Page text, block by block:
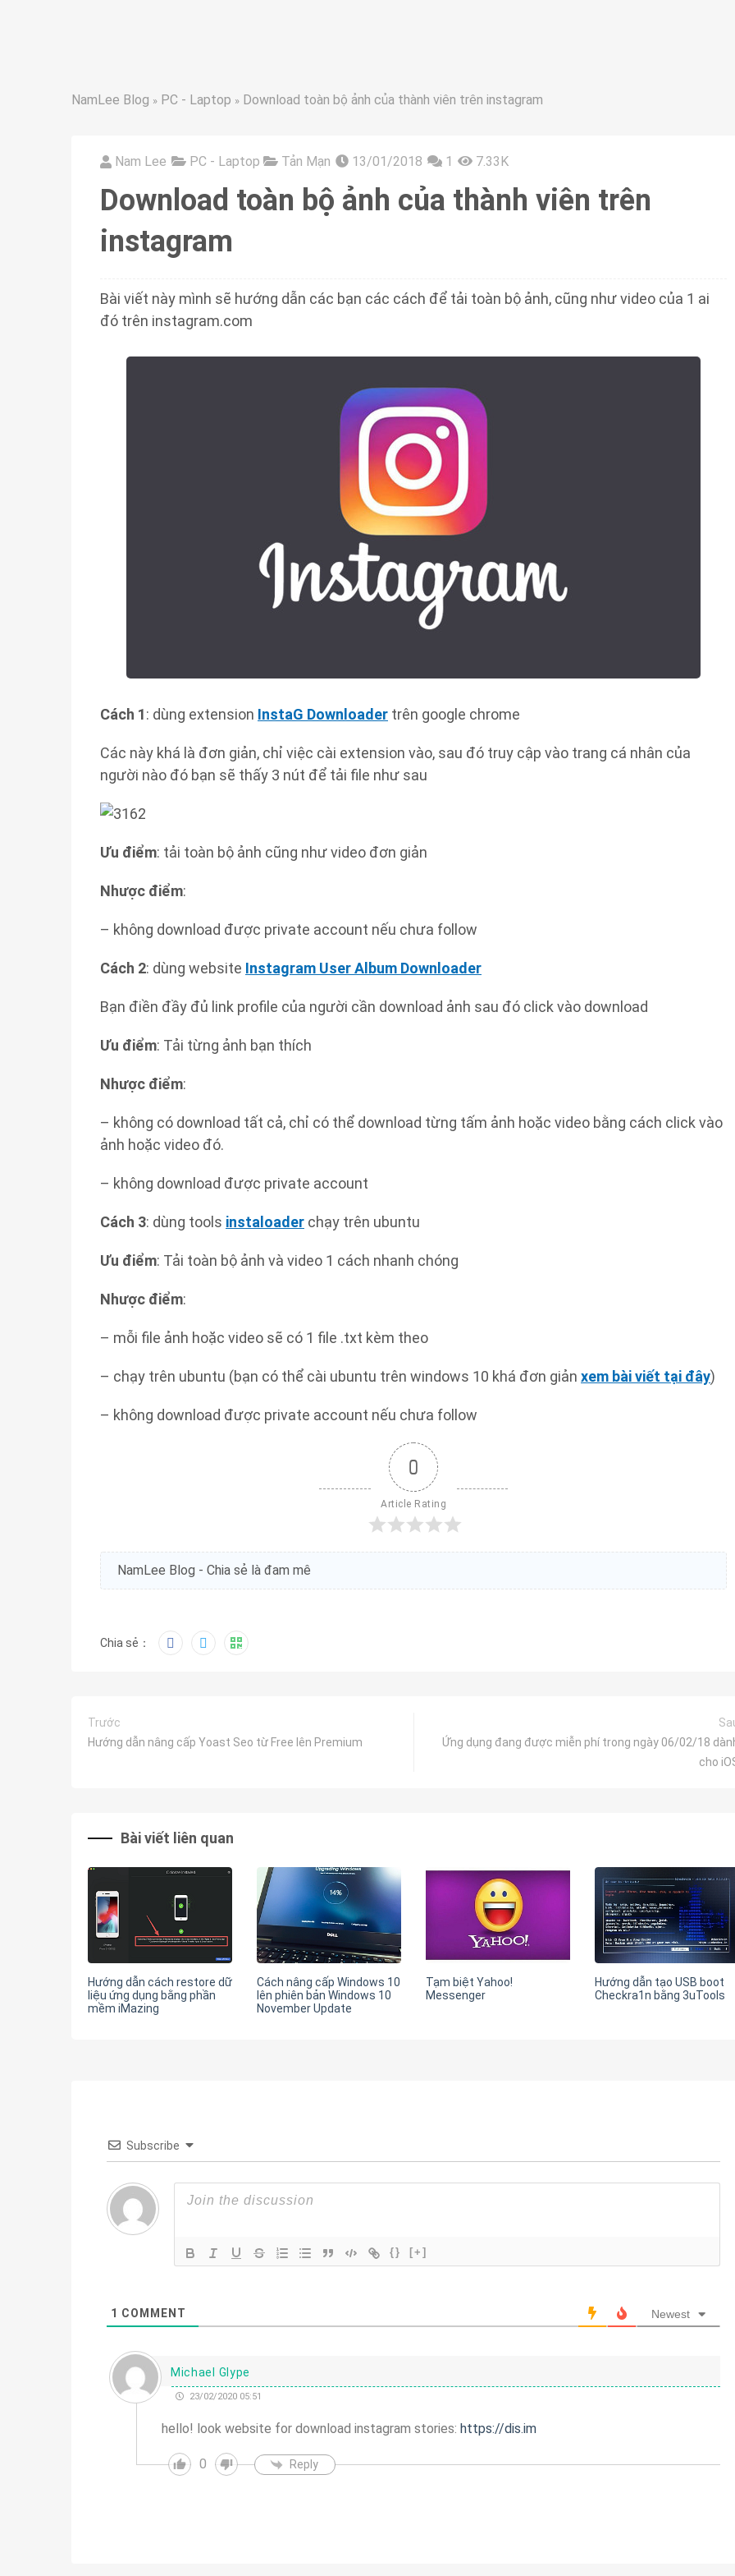
NamLee Blog » PC - Laptop » Download toàn bộ ảnh của thành viên trên instagram
Nam Lee PC - Laptop Tản Mạn 13/01/2018 1 7.33K
Download toàn bộ ảnh của thành viên trên
instagram
Bài viết này mình sẽ hướng dẫn các bạn các cách để tải toàn bộ ảnh, cũng như video của 1 ai
đó trên instagram.com
Cách 1: dùng extension InstaG Downloader trên google chrome
Các này khá là đơn giản, chỉ việc cài extension vào, sau đó truy cập vào trang cá nhân của
người nào đó bạn sẽ thấy 3 nút để tải file như sau
Ưu điểm: tải toàn bộ ảnh cũng như video đơn giản
Nhược điểm:
– không download được private account nếu chưa follow
Cách 2: dùng website Instagram User Album Downloader
Bạn điền đầy đủ link profile của người cần download ảnh sau đó click vào download
Ưu điểm: Tải từng ảnh bạn thích
Nhược điểm:
– không có download tất cả, chỉ có thể download từng tấm ảnh hoặc video bằng cách click vào
ảnh hoặc video đó.
– không download được private account
Cách 3: dùng tools instaloader chạy trên ubuntu
Ưu điểm: Tải toàn bộ ảnh và video 1 cách nhanh chóng
Nhược điểm:
– mỗi file ảnh hoặc video sẽ có 1 file .txt kèm theo
– chạy trên ubuntu (bạn có thể cài ubuntu trên windows 10 khá đơn giản xem bài viết tại đây)
– không download được private account nếu chưa follow
0
Article Rating
NamLee Blog - Chia sẻ là đam mê
Chia sẻ：
Trước
Hướng dẫn nâng cấp Yoast Seo từ Free lên Premium
Ứng dụng đang được miễn phí trong ngày 06/02/18
cho
Bài viết liên quan
Hướng dẫn cách restore dữ
liệu ứng dụng bằng phần
mềm iMazing
Cách nâng cấp Windows 10
lên phiên bản Windows 10
November Update
Tạm biệt Yahoo!
Messenger
Hướng dẫn tạo USB boot
Checkra1n bằng 3uTools
Subscribe
{} [+]
1 COMMENT Newest
Michael Glype
23/02/2020 05:51
hello! look website for download instagram stories: https://dis.im
0 Reply